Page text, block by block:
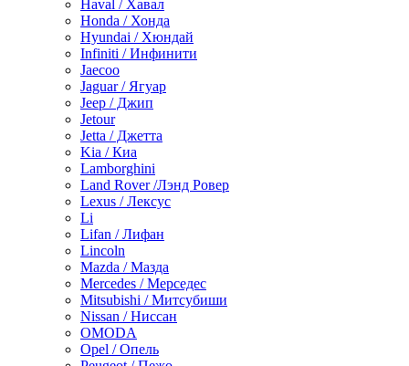
Haval / Хавал
Honda / Хонда
Hyundai / Хюндай
Infiniti / Инфинити
Jaecoo
Jaguar / Ягуар
Jeep / Джип
Jetour
Jetta / Джетта
Kia / Киа
Lamborghini
Land Rover /Лэнд Ровер
Lexus / Лексус
Li
Lifan / Лифан
Lincoln
Mazda / Мазда
Mercedes / Мерседес
Mitsubishi / Митсубиши
Nissan / Ниссан
OMODA
Opel / Опель